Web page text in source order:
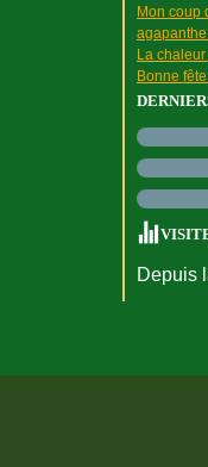
Mon coup
La
Bonne
Depuis